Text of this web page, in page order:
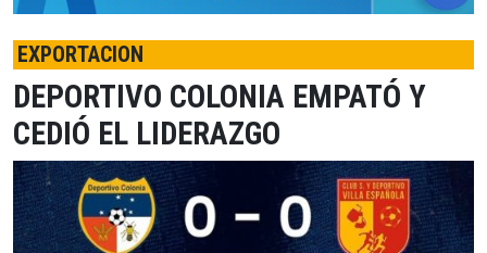
EXPORTACION
DEPORTIVO COLONIA EMPATÓ Y
CEDIÓ EL LIDERAZGO